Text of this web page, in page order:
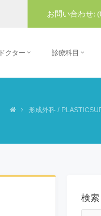
お問い合わせ:
ドクター 診療科目
形成外科 /
検索